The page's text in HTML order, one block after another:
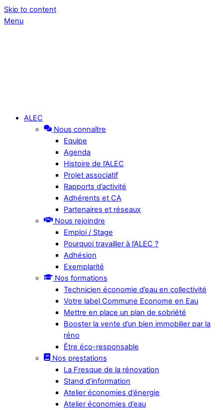
Skip to content
Menu
ALEC
Nous connaître
Equipe
Agenda
Histoire de l’ALEC
Projet associatif
Rapports d’activité
Adhérents et CA
Partenaires et réseaux
Nous rejoindre
Emploi / Stage
Pourquoi travailler à l’ALEC ?
Adhésion
Exemplarité
Nos formations
Technicien économie d’eau en collectivité
Votre label Commune Econome en Eau
Mettre en place un plan de sobriété
Booster la vente d’un bien immobilier par la
réno
Être éco-responsable
Nos prestations
La Fresque de la rénovation
Stand d’information
Atelier économies d’énergie
Atelier économies d’eau